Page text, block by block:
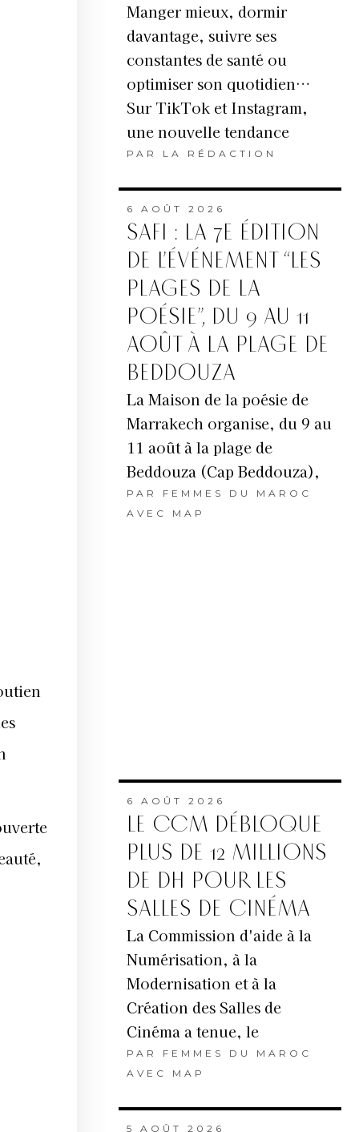
Manger mieux, dormir
davantage, suivre ses
constantes de santé ou
optimiser son quotidien…
Sur TikTok et Instagram,
une nouvelle tendance
PAR LA RÉDACTION
6 AOÛT 2026
SAFI : LA 7E ÉDITION
DE L’ÉVÉNEMENT “LES
PLAGES DE LA
POÉSIE”, DU 9 AU 11
AOÛT À LA PLAGE DE
BEDDOUZA
La Maison de la poésie de
Marrakech organise, du 9 au
11 août à la plage de
Beddouza (Cap Beddouza),
PAR FEMMES DU MAROC
AVEC MAP
6 AOÛT 2026
LE CCM DÉBLOQUE
PLUS DE 12 MILLIONS
DE DH POUR LES
SALLES DE CINÉMA
La Commission d'aide à la
Numérisation, à la
Modernisation et à la
Création des Salles de
Cinéma a tenue, le
PAR FEMMES DU MAROC
AVEC MAP
5 AOÛT 2026